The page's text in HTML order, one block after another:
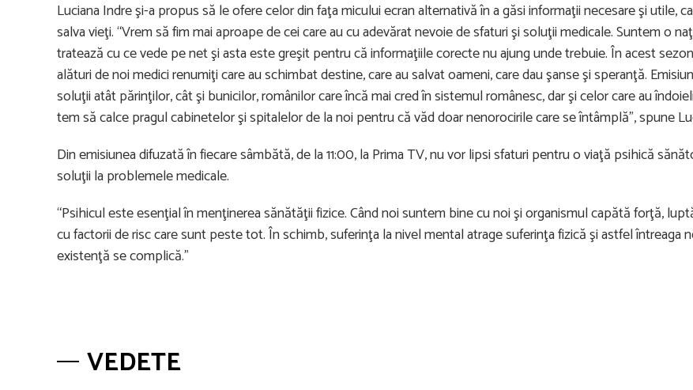
Luciana Indre şi-a propus să le ofere celor din faţa micului ecran alternativă în a găsi informaţii necesare şi utile,
salva vieţi. “Vrem să fim mai aproape de cei care au cu adevărat nevoie de sfaturi şi soluţii medicale. Suntem o
tratează cu ce vede pe net şi asta este greşit pentru că informaţiile corecte nu ajung unde trebuie. În acest
alături de noi medici renumiţi care au schimbat destine, care au salvat oameni, care dau şanse şi speranţă.
soluţii atât părinţilor, cât şi bunicilor, românilor care încă mai cred în sistemul românesc, dar şi celor care au
tem să calce pragul cabinetelor şi spitalelor de la noi pentru că văd doar nenorocirile care se întâmplă”, spune
Din emisiunea difuzată în fiecare sâmbătă, de la 11:00, la Prima TV, nu vor lipsi sfaturi pentru o viaţă psihică
soluţii la problemele medicale.
“Psihicul este esenţial în menţinerea sănătăţii fizice. Când noi suntem bine cu noi şi organismul capătă forţă,
cu factorii de risc care sunt peste tot. În schimb, suferinţa la nivel mental atrage suferinţa fizică şi astfel întreaga
existenţă se complică.”
VEDETE